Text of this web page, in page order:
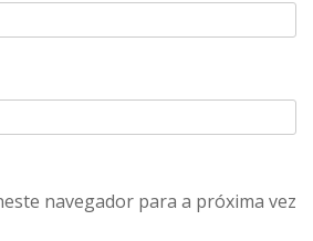
navegador para a próxima vez